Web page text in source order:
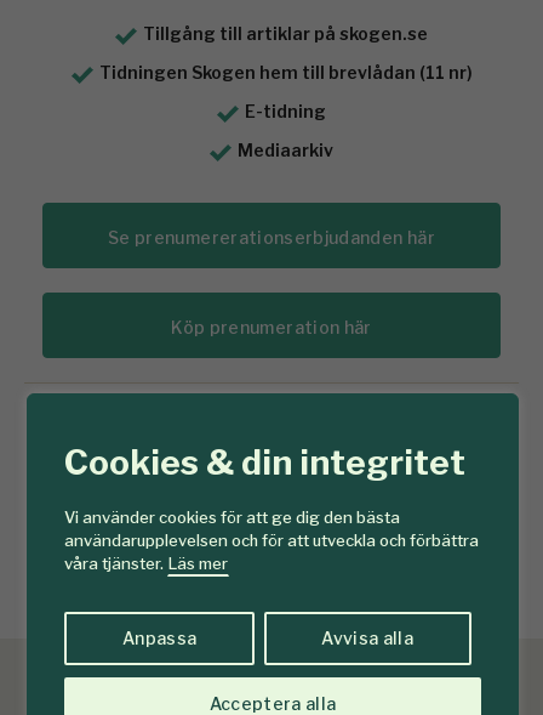
Cookies & din integritet
Vi använder cookies för att ge dig den bästa
användarupplevelsen och för att utveckla och förbättra
våra tjänster. Läs mer
Anpassa Avvisa alla
Acceptera alla
Tillgång till artiklar på skogen.se
Tidningen Skogen hem till brevlådan (11 nr)
E-tidning
Mediaarkiv
Se prenumererationserbjudanden här
Köp prenumeration här
Prenumererar du redan på Tidningen Skogen? Då loggar du
in på ditt konto här:
Logga in